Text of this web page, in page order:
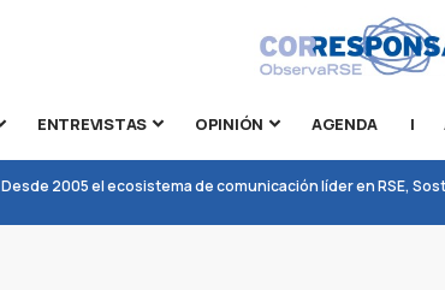
ENTREVISTAS OPINIÓN AGENDA |
Desde 2005 el ecosistema de comunicación líder en RSE,